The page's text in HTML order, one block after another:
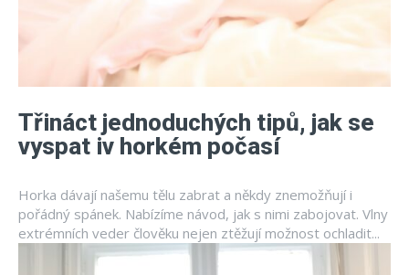
Třináct jednoduchých tipů, jak se
vyspat iv horkém počasí
Horka dávají našemu tělu zabrat a někdy znemožňují i ​​
pořádný spánek. Nabízíme návod, jak s nimi zabojovat. Vlny
extrémních veder člověku nejen ztěžují možnost ochladit...